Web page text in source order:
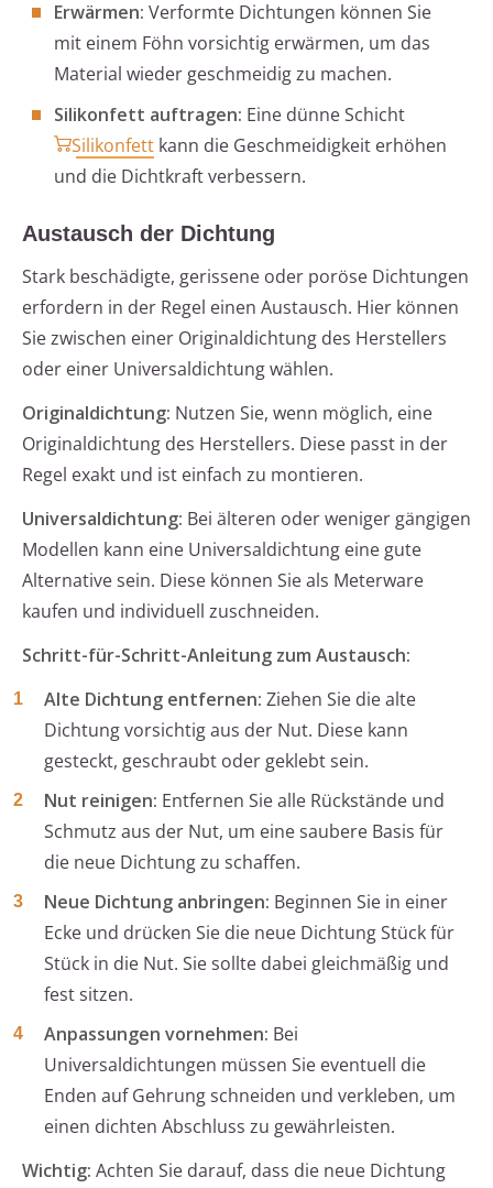
Erwärmen: Verformte Dichtungen können Sie
mit einem Föhn vorsichtig erwärmen, um das
Material wieder geschmeidig zu machen.
Silikonfett auftragen: Eine dünne Schicht
Silikonfett kann die Geschmeidigkeit erhöhen
und die Dichtkraft verbessern.
Austausch der Dichtung
Stark beschädigte, gerissene oder poröse Dichtungen
erfordern in der Regel einen Austausch. Hier können
Sie zwischen einer Originaldichtung des Herstellers
oder einer Universaldichtung wählen.
Originaldichtung: Nutzen Sie, wenn möglich, eine
Originaldichtung des Herstellers. Diese passt in der
Regel exakt und ist einfach zu montieren.
Universaldichtung: Bei älteren oder weniger gängigen
Modellen kann eine Universaldichtung eine gute
Alternative sein. Diese können Sie als Meterware
kaufen und individuell zuschneiden.
Schritt-für-Schritt-Anleitung zum Austausch:
Alte Dichtung entfernen: Ziehen Sie die alte
Dichtung vorsichtig aus der Nut. Diese kann
gesteckt, geschraubt oder geklebt sein.
Nut reinigen: Entfernen Sie alle Rückstände und
Schmutz aus der Nut, um eine saubere Basis für
die neue Dichtung zu schaffen.
Neue Dichtung anbringen: Beginnen Sie in einer
Ecke und drücken Sie die neue Dichtung Stück für
Stück in die Nut. Sie sollte dabei gleichmäßig und
fest sitzen.
Anpassungen vornehmen: Bei
Universaldichtungen müssen Sie eventuell die
Enden auf Gehrung schneiden und verkleben, um
einen dichten Abschluss zu gewährleisten.
Wichtig: Achten Sie darauf, dass die neue Dichtung